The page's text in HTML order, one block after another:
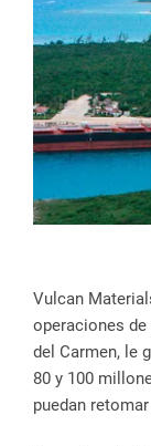
Vulcan
operaciones de
del Carmen, le
80 y 100
puedan